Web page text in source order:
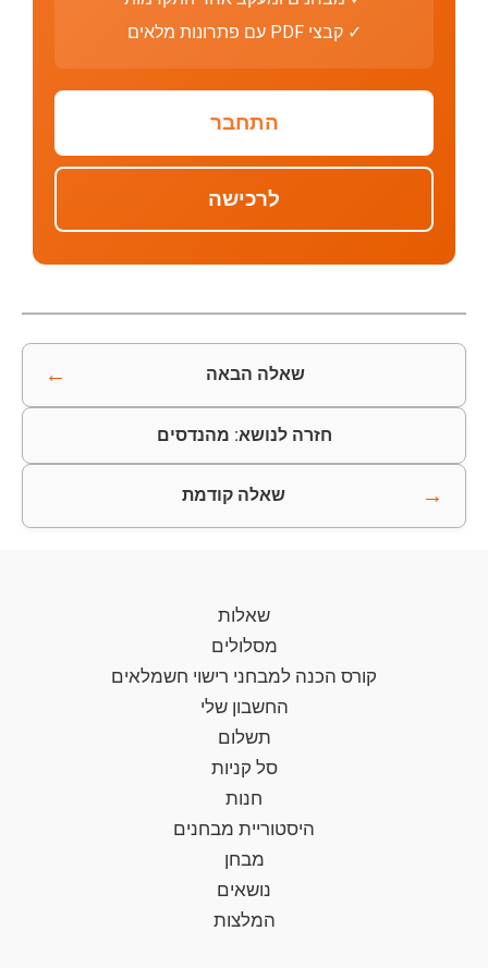
✓ קבצי PDF עם פתרונות מלאים
התחבר
לרכישה
שאלה הבאה ←
חזרה לנושא: מהנדסים
→ שאלה קודמת
שאלות
מסלולים
קורס הכנה למבחני רישוי חשמלאים
החשבון שלי
תשלום
סל קניות
חנות
היסטוריית מבחנים
מבחן
נושאים
המלצות